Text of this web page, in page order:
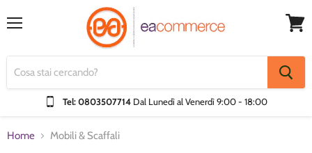
Tel: 0803507714 Dal Lunedì al Venerdì9:00 - 18:00
Home Mobili & Scaffali